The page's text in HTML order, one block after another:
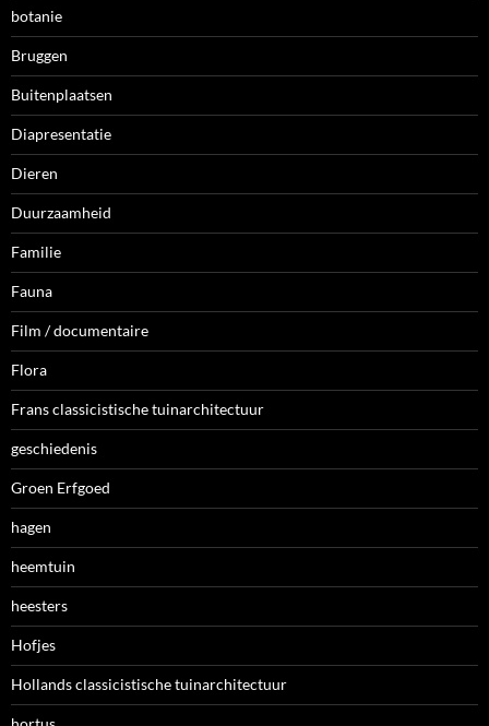
botanie
Bruggen
Buitenplaatsen
Diapresentatie
Dieren
Duurzaamheid
Familie
Fauna
Film / documentaire
Flora
Frans classicistische tuinarchitectuur
geschiedenis
Groen Erfgoed
hagen
heemtuin
heesters
Hofjes
Hollands classicistische tuinarchitectuur